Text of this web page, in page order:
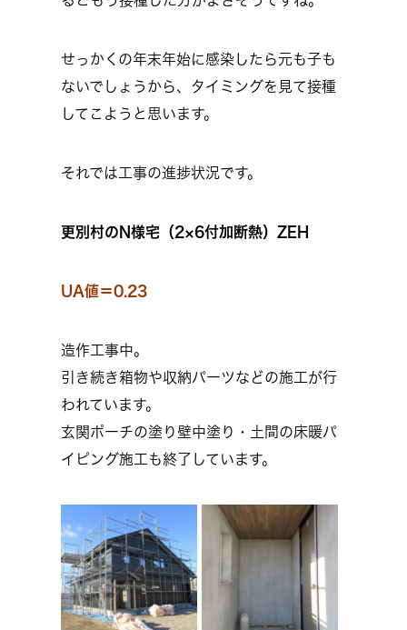
せっかくの年末年始に感染したら元も子も
ないでしょうから、タイミングを見て接種
してこようと思います。
それでは工事の進捗状況です。
更別村のN様宅（2×6付加断熱）ZEH
UA値＝0.23
造作工事中。
引き続き箱物や収納パーツなどの施工が行
われています。
玄関ポーチの塗り壁中塗り・土間の床暖パ
イピング施工も終了しています。